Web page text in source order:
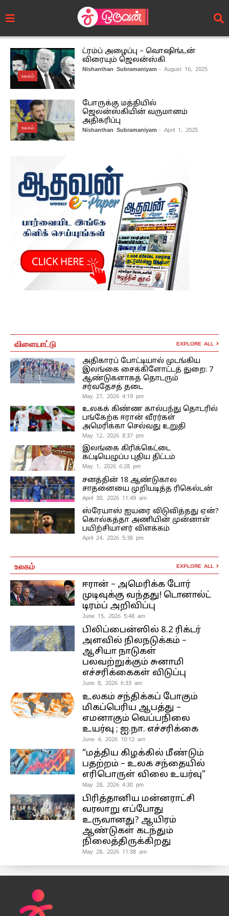
உலகம்
ட்ரம்ப் அழைப்பு – வொஷிங்டன்
விரையும் ஜெலன்ஸ்கி
Nishanthan Subramaniyam - August 16, 2025
உலகம்
போருக்கு மத்தியில்
ஜெலன்ஸ்கியின் வருமானம்
அதிகரிப்பு
Nishanthan Subramaniyam - April 1, 2025
விளையாட்டு EXPLORE ALL
அதிகாரப் போட்டியால் முடங்கிய
இலங்கை சைக்கிளோட்டத் துறை: 7
ஆண்டுகளாகத் தொடரும்
சர்வதேசத் தடை
May 27, 2026 4:19 pm
உலகக் கிண்ண கால்பந்து தொடரில்
பங்கேற்க ஈரான் வீரர்கள்
அமெரிக்கா செல்வது உறுதி
May 12, 2026 8:37 pm
இலங்கை கிரிக்கெட்டை
கட்டியெழுப்ப புதிய திட்டம்
May 1, 2026 6:28 pm
சனத்தின் 18 ஆண்டுகால
சாதனையை முறியடித்த ரிகெல்டன்
April 30, 2026 11:49 am
ஸ்ரேயாஸ் ஐயரை விடுவித்தது ஏன்?
கொல்கத்தா அணியின் முன்னாள்
பயிற்சியாளர் விளக்கம்
April 24, 2026 5:38 pm
உலகம் EXPLORE ALL
ஈரான் – அமெரிக்க போர்
முடிவுக்கு வந்தது! டொனால்ட்
டிரம்ப் அறிவிப்பு
June 15, 2026 5:48 am
பிலிப்பைன்ஸில் 8.2 ரிக்டர்
அளவில் நிலநடுக்கம் –
ஆசியா நாடுகள்
பலவற்றுக்கும் சுனாமி
எச்சரிக்கைகள் விடுப்பு
June 8, 2026 6:33 am
உலகம் சந்திக்கப் போகும்
மிகப்பெரிய ஆபத்து –
எமனாகும் வெப்பநிலை
உயர்வு ; ஐ.நா. எச்சரிக்கை
June 4, 2026 10:12 am
“மத்திய கிழக்கில் மீண்டும்
பதற்றம் – உலக சந்தையில்
எரிபொருள் விலை உயர்வு”
May 28, 2026 4:30 pm
பிரித்தானிய மன்னராட்சி
வரலாறு எப்போது
உருவானது? ஆயிரம்
ஆண்டுகள் கடந்தும்
நிலைத்திருக்கிறது
May 28, 2026 11:38 am